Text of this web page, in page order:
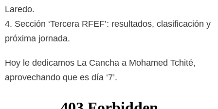
Laredo.
4. Sección ‘Tercera RFEF’: resultados, clasificación y
próxima jornada.
Hoy le dedicamos La Cancha a Mohamed Tchité,
aprovechando que es día ‘7’.